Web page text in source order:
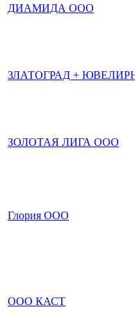
ДИАМИДА ООО
ЗЛАТОГРАД +
ЗОЛОТАЯ ЛИГА ООО
Глория ООО
ООО КАСТ